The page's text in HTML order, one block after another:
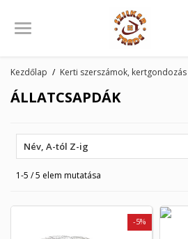
Kezdőlap Kerti szerszámok, kertgondozás
ÁLLATCSAPDÁK
Név, A-tól Z-ig
1-5 / 5 elem mutatása
-5%